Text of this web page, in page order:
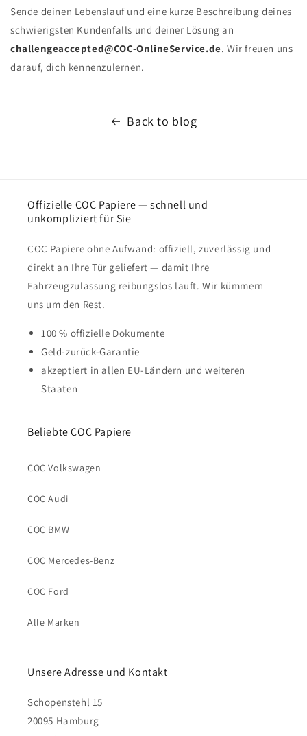
Sende deinen Lebenslauf und eine kurze Beschreibung deines
schwierigsten Kundenfalls und deiner Lösung an
challengeaccepted@COC-OnlineService.de. Wir freuen uns
darauf, dich kennenzulernen.
Back to blog
Offizielle COC Papiere — schnell und
unkompliziert für Sie
COC Papiere ohne Aufwand: offiziell, zuverlässig und
direkt an Ihre Tür geliefert — damit Ihre
Fahrzeugzulassung reibungslos läuft. Wir kümmern
uns um den Rest.
100 % offizielle Dokumente
Geld-zurück-Garantie
akzeptiert in allen EU-Ländern und weiteren
Staaten
Beliebte COC Papiere
COC Volkswagen
COC Audi
COC BMW
COC Mercedes-Benz
COC Ford
Alle Marken
Unsere Adresse und Kontakt
Schopenstehl 15
20095 Hamburg